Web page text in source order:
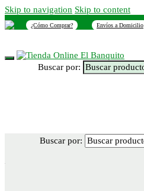
Skip to navigation Skip to content
¿Cómo Comprar? Envíos a Domicilio
Buscar por:
Buscar por: